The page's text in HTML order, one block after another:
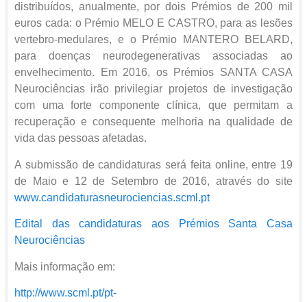
distribuídos, anualmente, por dois Prémios de 200 mil
euros cada: o Prémio MELO E CASTRO, para as lesões
vertebro-medulares, e o Prémio MANTERO BELARD,
para doenças neurodegenerativas associadas ao
envelhecimento. Em 2016, os Prémios SANTA CASA
Neurociências irão privilegiar projetos de investigação
com uma forte componente clínica, que permitam a
recuperação e consequente melhoria na qualidade de
vida das pessoas afetadas.
A submissão de candidaturas será feita online, entre 19
de Maio e 12 de Setembro de 2016, através do site
www.candidaturasneurociencias.scml.pt
Edital das candidaturas aos Prémios Santa Casa
Neurociências
Mais informação em:
http://www.scml.pt/pt-